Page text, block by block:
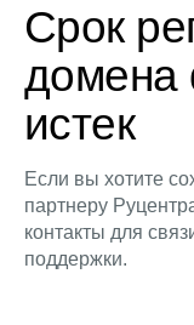
Срок
домена
истек
Если вы хотите
партнеру
контакты для
поддержки.